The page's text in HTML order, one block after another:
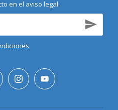
en el aviso legal.